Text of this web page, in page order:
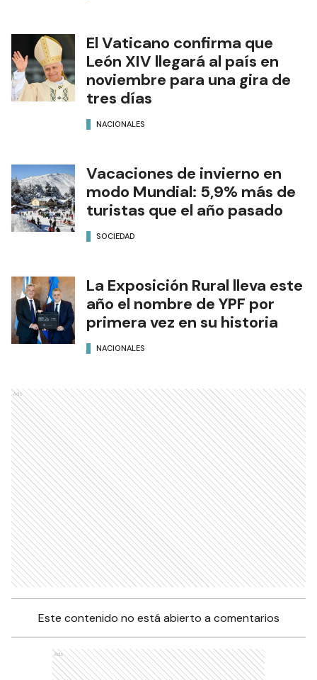
El Vaticano confirma que
León XIV llegará al país en
noviembre para una gira de
tres días
NACIONALES
Vacaciones de invierno en
modo Mundial: 5,9% más de
turistas que el año pasado
SOCIEDAD
La Exposición Rural lleva este
año el nombre de YPF por
primera vez en su historia
NACIONALES
Ads
Este contenido no está abierto a comentarios
Ads